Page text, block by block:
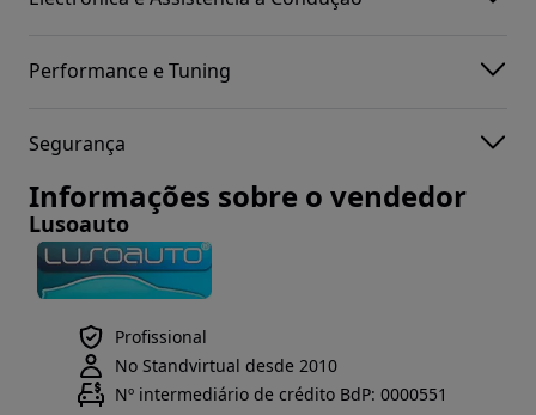
Performance e Tuning
Segurança
Informações sobre o vendedor
Lusoauto
Profissional
No Standvirtual desde 2010
Nº intermediário de crédito BdP: 0000551